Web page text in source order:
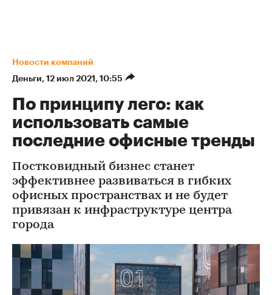
Новости компаний
Деньги⁠, 12 июл 2021, 10:55
По принципу лего: как
использовать самые
последние офисные тренды
Постковидный бизнес станет
эффективнее развиваться в гибких
офисных пространствах и не будет
привязан к инфраструктуре центра
города